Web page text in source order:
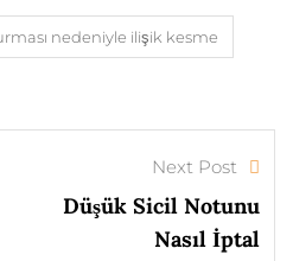
nedeniyle ilişik kesme
Next Post
Düşük Sicil Notunu
Nasıl İptal